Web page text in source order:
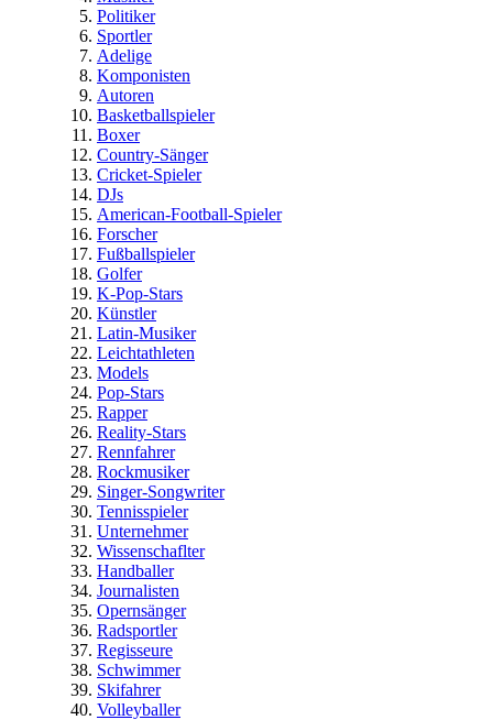
Politiker
Sportler
Adelige
Komponisten
Autoren
Basketballspieler
Boxer
Country-Sänger
Cricket-Spieler
DJs
American-Football-Spieler
Forscher
Fußballspieler
Golfer
K-Pop-Stars
Künstler
Latin-Musiker
Leichtathleten
Models
Pop-Stars
Rapper
Reality-Stars
Rennfahrer
Rockmusiker
Singer-Songwriter
Tennisspieler
Unternehmer
Wissenschaflter
Handballer
Journalisten
Opernsänger
Radsportler
Regisseure
Schwimmer
Skifahrer
Volleyballer